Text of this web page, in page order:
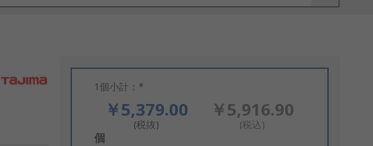
1個小計：*
￥5,379.00
(税抜)
￥5,916.90
(税込)
Add
個